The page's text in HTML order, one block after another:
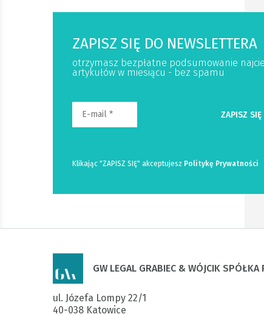
ZAPISZ SIĘ DO NEWSLETTERA
otrzymasz bezpłatne podsumowanie
artykułów w miesiącu - bez spamu
Klikając "ZAPISZ SIĘ" akceptujesz Politykę Prywatności
GW LEGAL GRABIEC & WÓJCIK SPÓŁKA
ul. Józefa Lompy 22/1
40-038 Katowice